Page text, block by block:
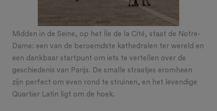
Midden in de Seine, op het Île de la Cité, staat de Notre-
Dame: een van de beroemdste kathedralen ter wereld en
een dankbaar startpunt om iets te vertellen over de
geschiedenis van Parijs. De smalle straatjes eromheen
zijn perfect om even rond te struinen, en het levendige
Quartier Latin ligt om de hoek.